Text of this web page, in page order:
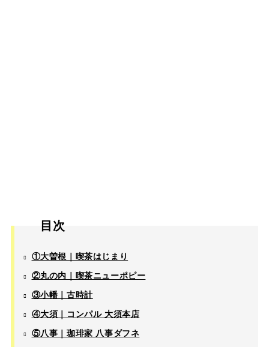
目次
①大曽根｜喫茶はじまり
②丸の内｜喫茶ニューポピー
③小幡｜古時計
④大須｜コンパル 大須本店
⑤八事｜珈琲家 八事ダフネ